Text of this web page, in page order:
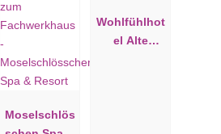
Moselschlös
Wohlfühlhot
el Alte